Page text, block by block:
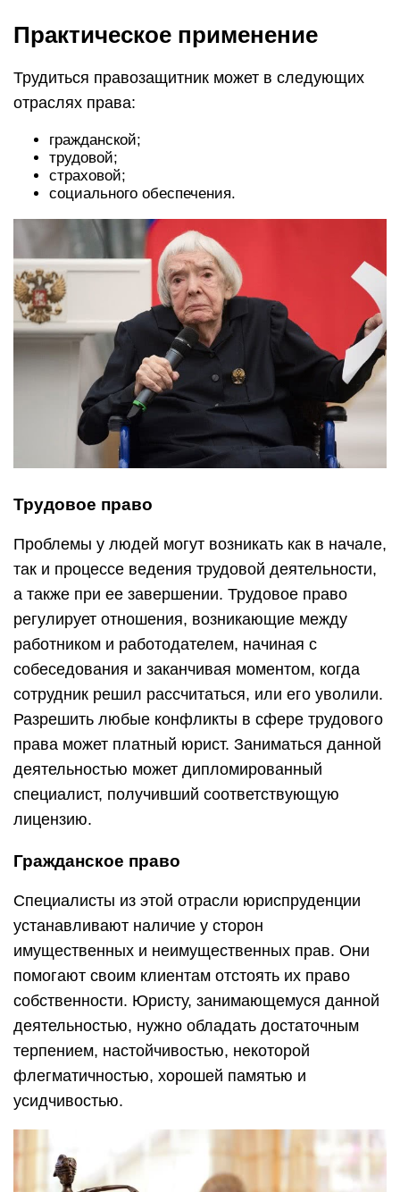
Практическое применение
Трудиться правозащитник может в следующих
отраслях права:
гражданской;
трудовой;
страховой;
социального обеспечения.
Трудовое право
Проблемы у людей могут возникать как в начале,
так и процессе ведения трудовой деятельности,
а также при ее завершении. Трудовое право
регулирует отношения, возникающие между
работником и работодателем, начиная с
собеседования и заканчивая моментом, когда
сотрудник решил рассчитаться, или его уволили.
Разрешить любые конфликты в сфере трудового
права может платный юрист. Заниматься данной
деятельностью может дипломированный
специалист, получивший соответствующую
лицензию.
Гражданское право
Специалисты из этой отрасли юриспруденции
устанавливают наличие у сторон
имущественных и неимущественных прав. Они
помогают своим клиентам отстоять их право
собственности. Юристу, занимающемуся данной
деятельностью, нужно обладать достаточным
терпением, настойчивостью, некоторой
флегматичностью, хорошей памятью и
усидчивостью.